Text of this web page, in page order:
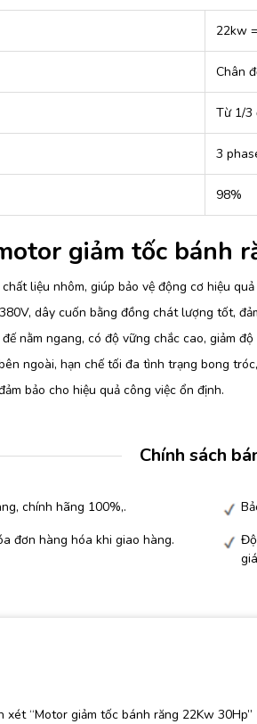
22kw
Chân
Từ 1/3
3
98%
giảm tốc bánh
liệu nhôm, giúp bảo vệ động cơ hiệu
dây cuốn bằng đồng chát lượng tốt,
nằm ngang, có độ vững chắc cao, giảm
ngoài, hạn chế tối đa tình trạng bong
bảo cho hiệu quả công việc ổn định.
Chính sách
chính hãng 100%,.
đơn hàng hóa khi giao hàng.
“Motor giảm tốc bánh răng 22Kw 30Hp”